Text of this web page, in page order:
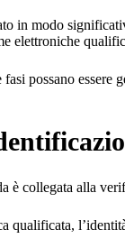
in modo
elettroniche
possano
è collegata alla
qualificata,